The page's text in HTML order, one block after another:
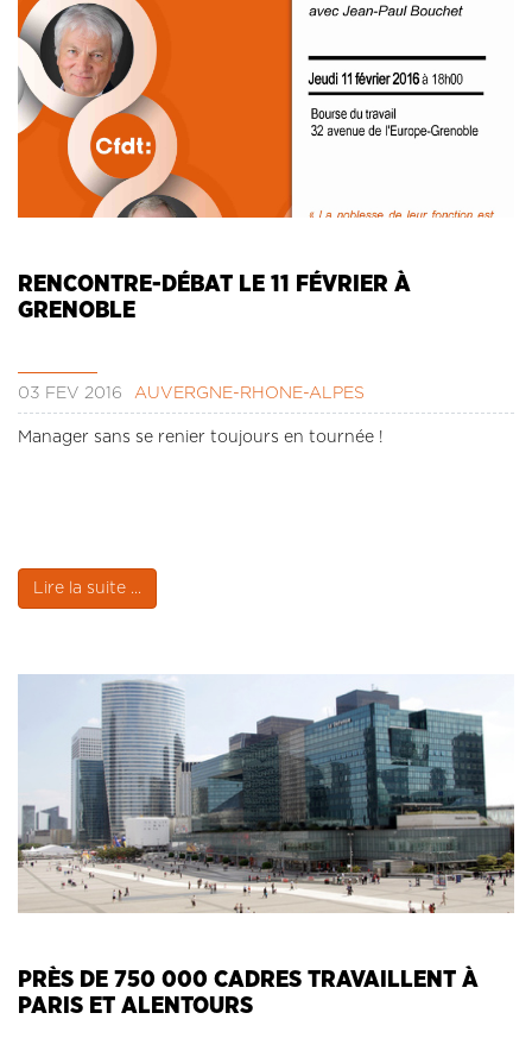
RENCONTRE-DÉBAT LE 11 FÉVRIER À
GRENOBLE
03 FÉV 2016 AUVERGNE-RHÔNE-ALPES
Manager sans se renier toujours en tournée !
Lire la suite ...
PRÈS DE 750 000 CADRES TRAVAILLENT À
PARIS ET ALENTOURS